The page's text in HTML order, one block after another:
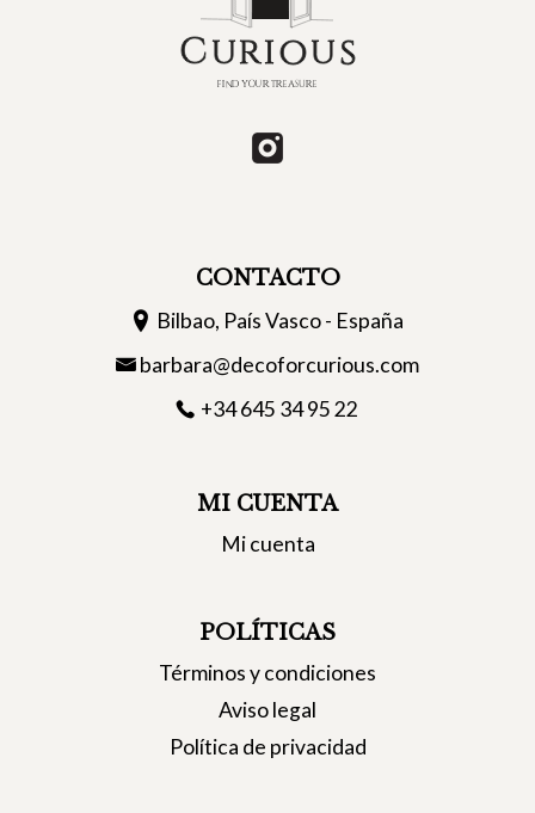
CONTACTO
Bilbao, País Vasco - España
barbara@decoforcurious.com
+34 645 34 95 22
MI CUENTA
Mi cuenta
POLÍTICAS
Términos y condiciones
Aviso legal
Política de privacidad